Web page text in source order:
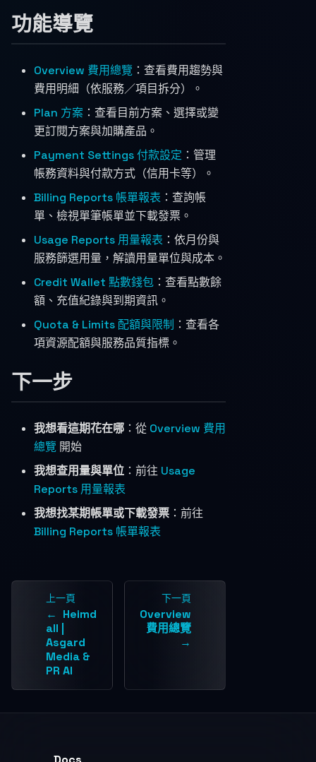
功能導覽
Overview 費用總覽 ：查看費用趨勢與
費用明細（依服務／項目拆分）。
Plan 方案 ：查看目前方案、選擇或變
更訂閱方案與加購產品。
Payment Settings 付款設定 ：管理
帳務資料與付款方式（信用卡等）。
Billing Reports 帳單報表 ：查詢帳
單、檢視單筆帳單並下載發票。
Usage Reports 用量報表 ：依月份與
服務篩選用量，解讀用量單位與成本。
Credit Wallet 點數錢包 ：查看點數餘
額、充值紀錄與到期資訊。
Quota & Limits 配額與限制 ：查看各
項資源配額與服務品質指標。
下一步
我想看這期花在哪 ：從 Overview 費用
總覽 開始
我想查用量與單位 ：前往 Usage
Reports 用量報表
我想找某期帳單或下載發票 ：前往
Billing Reports 帳單報表
上一頁
Heimd
all |
Asgard
Media &
PR AI
下一頁
Overview
費用總覽